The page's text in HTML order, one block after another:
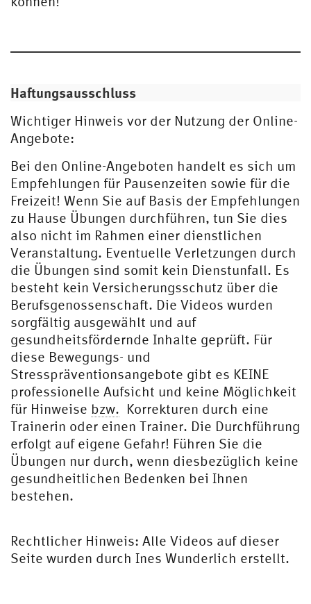
Haftungsausschluss
Wichtiger Hinweis vor der Nutzung der Online-
Angebote:
Bei den Online-Angeboten handelt es sich um
Empfehlungen für Pausenzeiten sowie für die
Freizeit! Wenn Sie auf Basis der Empfehlungen
zu Hause Übungen durchführen, tun Sie dies
also nicht im Rahmen einer dienstlichen
Veranstaltung. Eventuelle Verletzungen durch
die Übungen sind somit kein Dienstunfall. Es
besteht kein Versicherungsschutz über die
Berufsgenossenschaft. Die Videos wurden
sorgfältig ausgewählt und auf
gesundheitsfördernde Inhalte geprüft. Für
diese Bewegungs- und
Stresspräventionsangebote gibt es KEINE
professionelle Aufsicht und keine Möglichkeit
für Hinweise bzw. Korrekturen durch eine
Trainerin oder einen Trainer. Die Durchführung
erfolgt auf eigene Gefahr! Führen Sie die
Übungen nur durch, wenn diesbezüglich keine
gesundheitlichen Bedenken bei Ihnen
bestehen.
Rechtlicher Hinweis: Alle Videos auf dieser
Seite wurden durch Ines Wunderlich erstellt.